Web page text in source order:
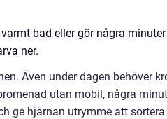
bad eller gör några
ner.
Även under dagen behöver
utan mobil, några
ge hjärnan utrymme att